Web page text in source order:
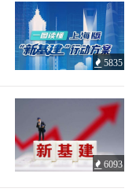
5835
6093